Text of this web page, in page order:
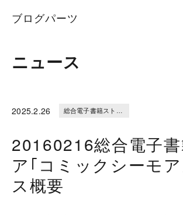
ブログパーツ
ニュース
2025.2.26 総合電子書籍ストア｢コミックシーモア｣サービス概要
20160216総合電子書
ア｢コミックシーモ
ス概要